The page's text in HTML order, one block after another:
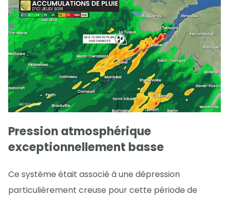
Pression atmosphérique
exceptionnellement basse
Ce système était associé à une dépression
particulièrement creuse pour cette période de